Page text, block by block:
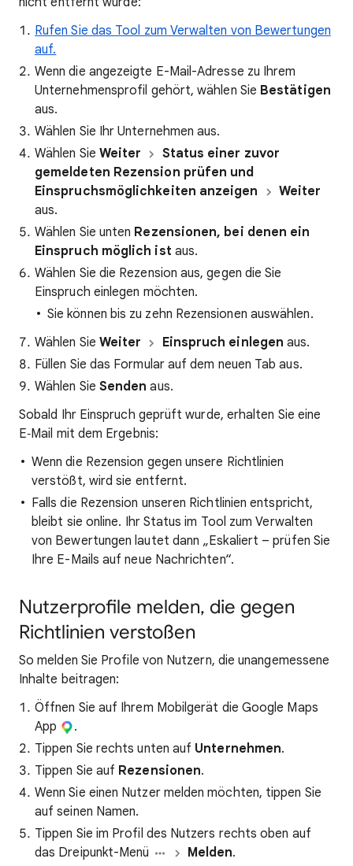
Rufen Sie das Tool zum Verwalten von Bewertungen
auf.
Wenn die angezeigte E-Mail-Adresse zu Ihrem
Unternehmensprofil gehört, wählen Sie Bestätigen
aus.
Wählen Sie Ihr Unternehmen aus.
Wählen Sie Weiter
Status einer zuvor
gemeldeten Rezension prüfen und
Einspruchsmöglichkeiten anzeigen
Weiter
aus.
Wählen Sie unten Rezensionen, bei denen ein
Einspruch möglich ist aus.
Wählen Sie die Rezension aus, gegen die Sie
Einspruch einlegen möchten.
Sie können bis zu zehn Rezensionen auswählen.
Wählen Sie Weiter Einspruch einlegen aus.
Füllen Sie das Formular auf dem neuen Tab aus.
Wählen Sie Senden aus.
Sobald Ihr Einspruch geprüft wurde, erhalten Sie eine
E‑Mail mit dem Ergebnis:
Wenn die Rezension gegen unsere Richtlinien
verstößt, wird sie entfernt.
Falls die Rezension unseren Richtlinien entspricht,
bleibt sie online. Ihr Status im Tool zum Verwalten
von Bewertungen lautet dann „Eskaliert – prüfen Sie
Ihre E-Mails auf neue Nachrichten“.
Nutzerprofile melden, die gegen
Richtlinien verstoßen
So melden Sie Profile von Nutzern, die unangemessene
Inhalte beitragen:
Öffnen Sie auf Ihrem Mobilgerät die Google Maps
App
.
Tippen Sie rechts unten auf Unternehmen.
Tippen Sie auf Rezensionen.
Wenn Sie einen Nutzer melden möchten, tippen Sie
auf seinen Namen.
Tippen Sie im Profil des Nutzers rechts oben auf
das Dreipunkt-Menü
Melden.